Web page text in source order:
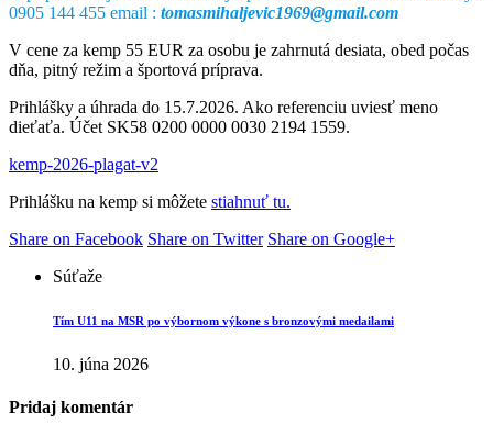
0905 144 455 email : tomasmihaljevic1969@gmail.com
V cene za kemp 55 EUR za osobu je zahrnutá desiata, obed počas
dňa, pitný režim a športová príprava.
Prihlášky a úhrada do 15.7.2026. Ako referenciu uviesť meno
dieťaťa. Účet SK58 0200 0000 0030 2194 1559.
kemp-2026-plagat-v2
Prihlášku na kemp si môžete stiahnuť tu.
Share on Facebook Share on Twitter Share on Google+
Súťaže
Tím U11 na MSR po výbornom výkone s bronzovými medailami
10. júna 2026
Pridaj komentár